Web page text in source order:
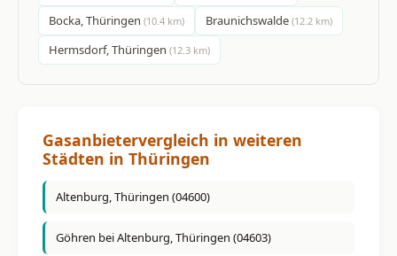
Bocka, Thüringen (10.4 km) Braunichswalde (12.2 km)
Hermsdorf, Thüringen (12.3 km)
Gasanbietervergleich in weiteren
Städten in Thüringen
Altenburg, Thüringen (04600)
Göhren bei Altenburg, Thüringen (04603)